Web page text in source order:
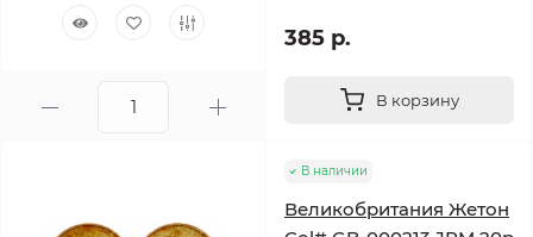
385 р.
В корзину
В наличии
Великобритания Жетон